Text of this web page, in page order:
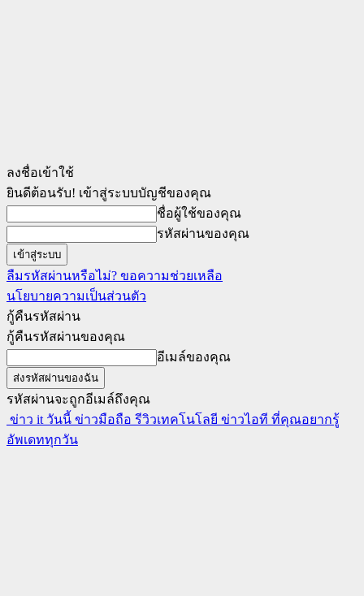
ลงชื่อเข้าใช้
ยินดีต้อนรับ! เข้าสู่ระบบบัญชีของคุณ
ชื่อผู้ใช้ของคุณ
รหัสผ่านของคุณ
ลืมรหัสผ่านหรือไม่? ขอความช่วยเหลือ
นโยบายความเป็นส่วนตัว
กู้คืนรหัสผ่าน
กู้คืนรหัสผ่านของคุณ
อีเมล์ของคุณ
รหัสผ่านจะถูกอีเมล์ถึงคุณ
ข่าว it วันนี้ ข่าวมือถือ รีวิวเทคโนโลยี ข่าวไอที ที่คุณอยากรู้
อัพเดททุกวัน